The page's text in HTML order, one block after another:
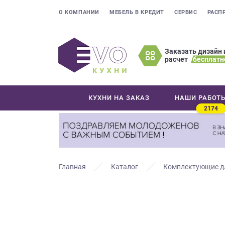
О КОМПАНИИ МЕБЕЛЬ В КРЕДИТ СЕРВИС
Заказать дизайн
расчет
КУХНИ НА ЗАКАЗ НАШИ
2174
Главная Каталог Комплектующие
ваши